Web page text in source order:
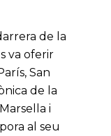
de la
va oferir
San
de la
i
al seu